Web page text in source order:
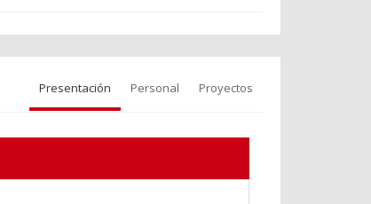
Presentación Personal Proyectos